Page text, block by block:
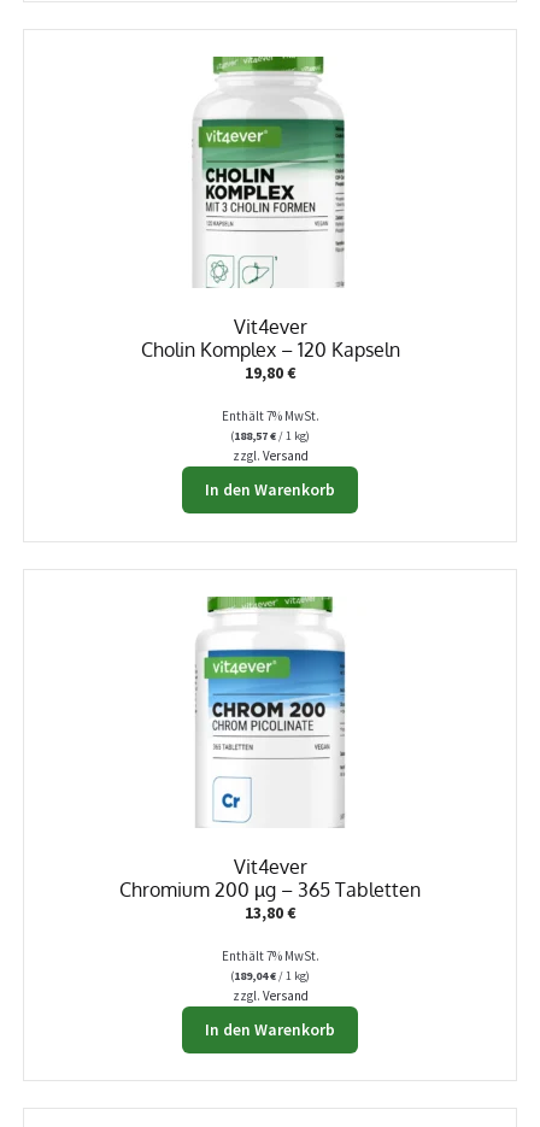
Vit4ever
Cholin Komplex – 120 Kapseln
19,80€
Enthält 7% MwSt.
(188,57€/ 1 kg)
zzgl. Versand
In den Warenkorb
Vit4ever
Chromium 200 µg – 365 Tabletten
13,80€
Enthält 7% MwSt.
(189,04€/ 1 kg)
zzgl. Versand
In den Warenkorb